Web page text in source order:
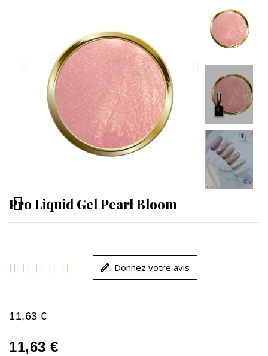
Pro Liquid Gel Pearl Bloom
     Donnez votre avis
11,63 €
11,63 €